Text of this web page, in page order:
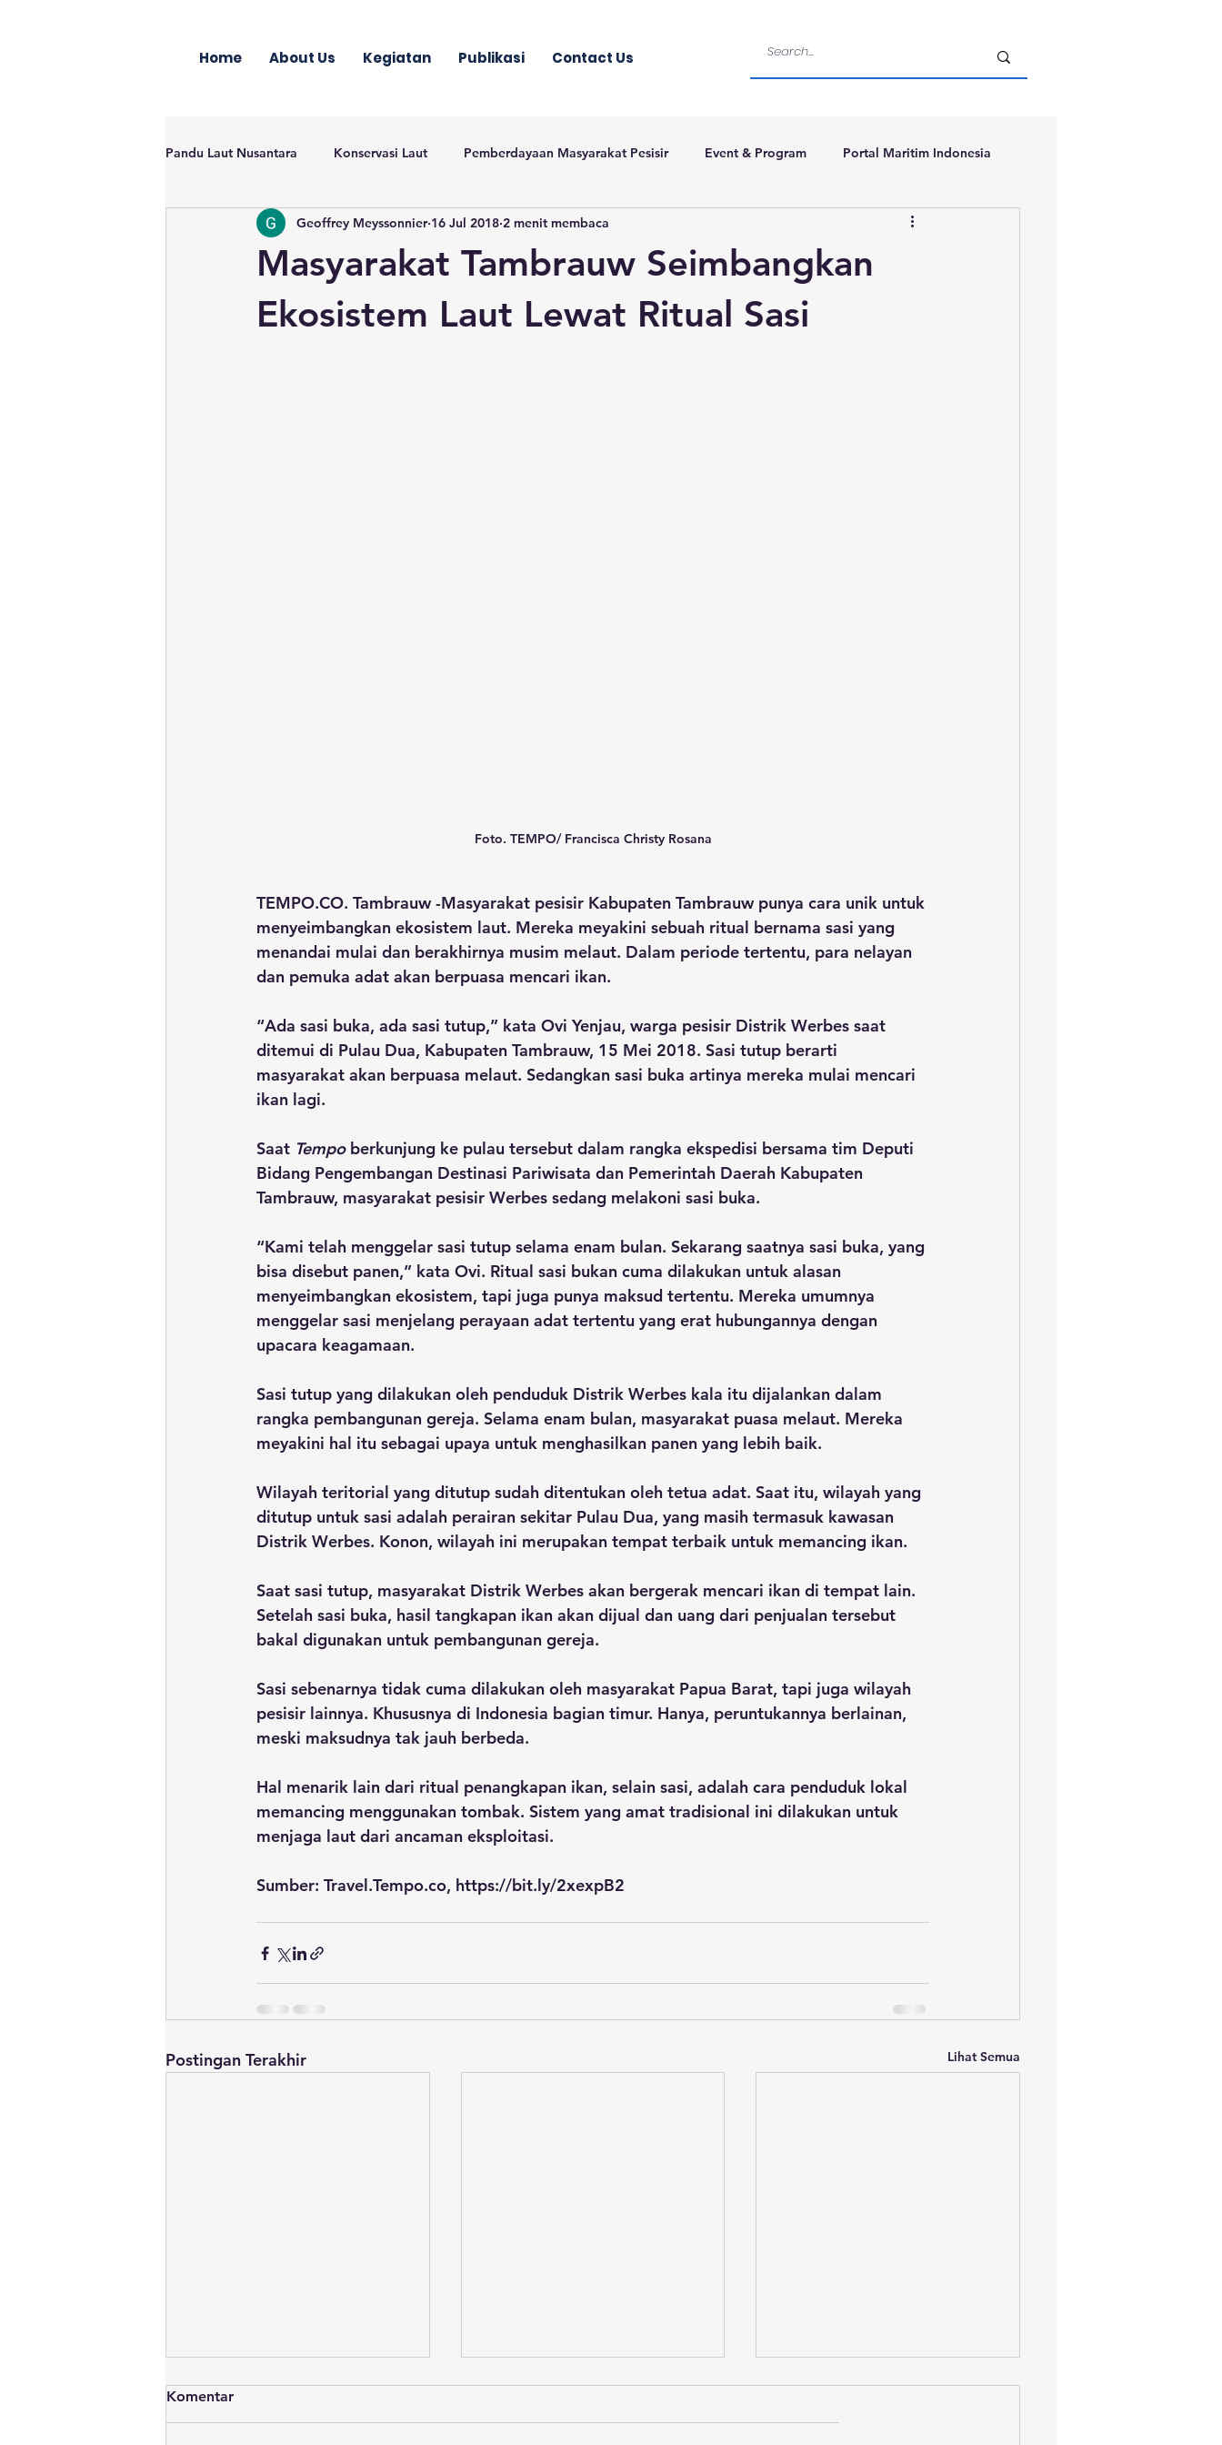
Home About Us Kegiatan Publikasi Contact Us
Pandu Laut Nusantara Konservasi Laut Pemberdayaan Masyarakat Pesisir Event & Program Portal Maritim Indonesia
Masyarakat Tambrauw Seimbangkan
Ekosistem Laut Lewat Ritual Sasi
Geoffrey Meyssonnier 16 Jul 2018 2 menit membaca
Foto. TEMPO/ Francisca Christy Rosana
TEMPO.CO. Tambrauw -Masyarakat pesisir Kabupaten Tambrauw punya cara unik untuk
menyeimbangkan ekosistem laut. Mereka meyakini sebuah ritual bernama sasi yang
menandai mulai dan berakhirnya musim melaut. Dalam periode tertentu, para nelayan
dan pemuka adat akan berpuasa mencari ikan.
“Ada sasi buka, ada sasi tutup,” kata Ovi Yenjau, warga pesisir Distrik Werbes saat
ditemui di Pulau Dua, Kabupaten Tambrauw, 15 Mei 2018. Sasi tutup berarti
masyarakat akan berpuasa melaut. Sedangkan sasi buka artinya mereka mulai mencari
ikan lagi.
Saat Tempo berkunjung ke pulau tersebut dalam rangka ekspedisi bersama tim Deputi
Bidang Pengembangan Destinasi Pariwisata dan Pemerintah Daerah Kabupaten
Tambrauw, masyarakat pesisir Werbes sedang melakoni sasi buka.
“Kami telah menggelar sasi tutup selama enam bulan. Sekarang saatnya sasi buka, yang
bisa disebut panen,” kata Ovi. Ritual sasi bukan cuma dilakukan untuk alasan
menyeimbangkan ekosistem, tapi juga punya maksud tertentu. Mereka umumnya
menggelar sasi menjelang perayaan adat tertentu yang erat hubungannya dengan
upacara keagamaan.
Sasi tutup yang dilakukan oleh penduduk Distrik Werbes kala itu dijalankan dalam
rangka pembangunan gereja. Selama enam bulan, masyarakat puasa melaut. Mereka
meyakini hal itu sebagai upaya untuk menghasilkan panen yang lebih baik.
Wilayah teritorial yang ditutup sudah ditentukan oleh tetua adat. Saat itu, wilayah yang
ditutup untuk sasi adalah perairan sekitar Pulau Dua, yang masih termasuk kawasan
Distrik Werbes. Konon, wilayah ini merupakan tempat terbaik untuk memancing ikan.
Saat sasi tutup, masyarakat Distrik Werbes akan bergerak mencari ikan di tempat lain.
Setelah sasi buka, hasil tangkapan ikan akan dijual dan uang dari penjualan tersebut
bakal digunakan untuk pembangunan gereja.
Sasi sebenarnya tidak cuma dilakukan oleh masyarakat Papua Barat, tapi juga wilayah
pesisir lainnya. Khususnya di Indonesia bagian timur. Hanya, peruntukannya berlainan,
meski maksudnya tak jauh berbeda.
Hal menarik lain dari ritual penangkapan ikan, selain sasi, adalah cara penduduk lokal
memancing menggunakan tombak. Sistem yang amat tradisional ini dilakukan untuk
menjaga laut dari ancaman eksploitasi.
Sumber: Travel.Tempo.co, https://bit.ly/2xexpB2
Postingan Terakhir Lihat Semua
Komentar